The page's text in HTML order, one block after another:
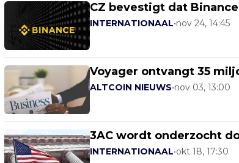
CZ bevestigt dat
INTERNATIONAAL•nov 24, 14:45
Voyager ontvangt 35
ALTCOIN NIEUWS•nov 03, 13:00
3AC wordt onderzocht
INTERNATIONAAL•okt 18, 17:30